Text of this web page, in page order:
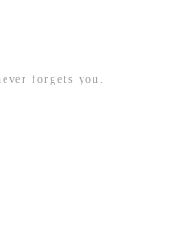
forgets you.